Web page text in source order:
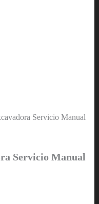
Servicio Manual
Servicio Manual